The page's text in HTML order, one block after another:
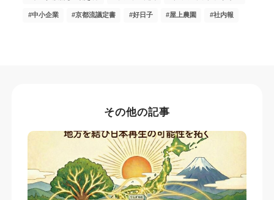
中小企業 京都流議定書 好日子 屋上農園 社内報
その他の記事